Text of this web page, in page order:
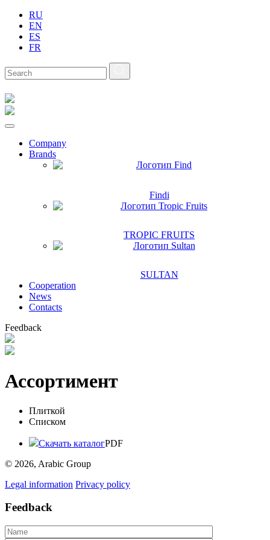
RU
EN
ES
FR
Company
Brands
Findi
TROPIC FRUITS
SULTAN
Сooperation
News
Contacts
Feedback
Ассортимент
Плиткой
Списком
Скачать каталогPDF
© 2026, Arabic Group
Legal information Privacy policy
Feedback